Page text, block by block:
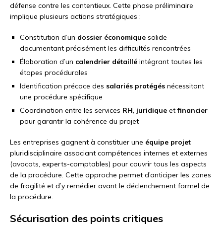
défense contre les contentieux. Cette phase préliminaire
implique plusieurs actions stratégiques :
Constitution d’un dossier économique solide
documentant précisément les difficultés rencontrées
Élaboration d’un calendrier détaillé intégrant toutes les
étapes procédurales
Identification précoce des salariés protégés nécessitant
une procédure spécifique
Coordination entre les services RH, juridique etfinancier
pour garantir la cohérence du projet
Les entreprises gagnent à constituer une équipe projet
pluridisciplinaire associant compétences internes et externes
(avocats, experts-comptables) pour couvrir tous les aspects
de la procédure. Cette approche permet d’anticiper les zones
de fragilité et d’y remédier avant le déclenchement formel de
la procédure.
Sécurisation des points critiques